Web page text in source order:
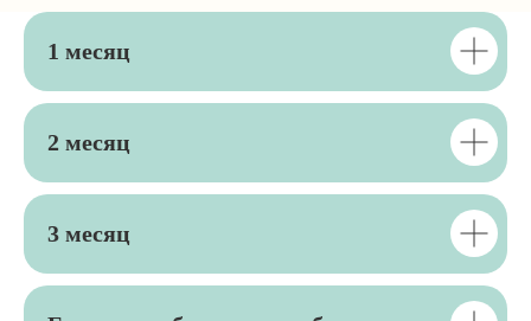
1 месяц
2 месяц
3 месяц